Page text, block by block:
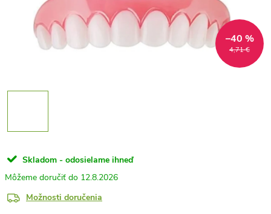
4,71 €
–40 %
Skladom - odosielame ihneď
12.8.2026
Možnosti doručenia